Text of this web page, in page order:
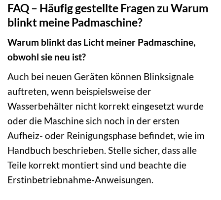
FAQ – Häufig gestellte Fragen zu Warum
blinkt meine Padmaschine?
Warum blinkt das Licht meiner Padmaschine,
obwohl sie neu ist?
Auch bei neuen Geräten können Blinksignale
auftreten, wenn beispielsweise der
Wasserbehälter nicht korrekt eingesetzt wurde
oder die Maschine sich noch in der ersten
Aufheiz- oder Reinigungsphase befindet, wie im
Handbuch beschrieben. Stelle sicher, dass alle
Teile korrekt montiert sind und beachte die
Erstinbetriebnahme-Anweisungen.